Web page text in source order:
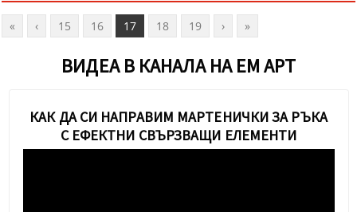
« ‹ 15 16 17 18 19 › »
ВИДЕА В КАНАЛА НА ЕМ АРТ
КАК ДА СИ НАПРАВИМ МАРТЕНИЧКИ ЗА РЪКА
С ЕФЕКТНИ СВЪРЗВАЩИ ЕЛЕМЕНТИ